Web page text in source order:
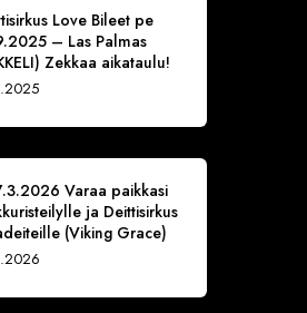
Love Bileet pe
– Las Palmas
Zekkaa aikataulu!
Varaa paikkasi
ja Deittisirkus
(Viking Grace)